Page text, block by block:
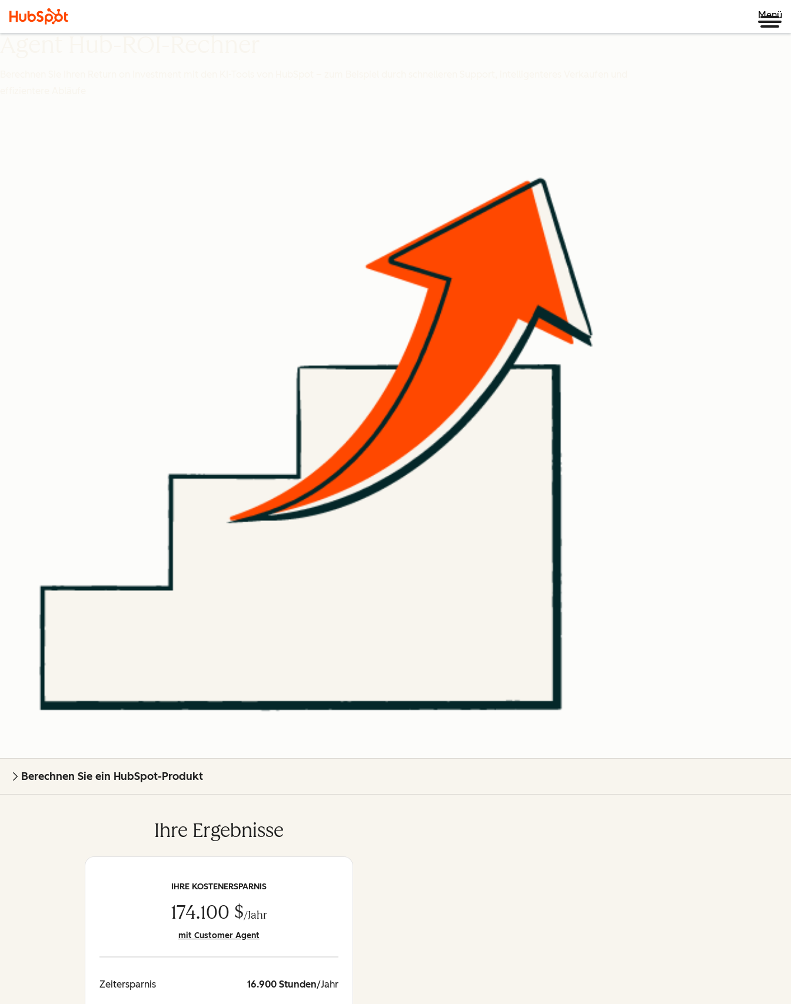
Menü
Berechnen Sie ein HubSpot-Produkt
Ihre Ergebnisse
IHRE KOSTENERSPARNIS
174.100 $/Jahr
mit Customer Agent
Zeitersparnis 16.900 Stunden/Jahr